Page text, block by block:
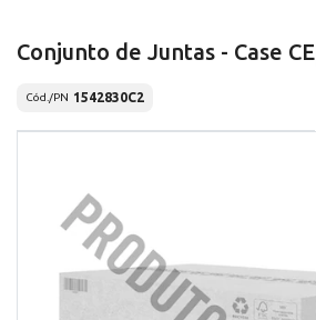
Conjunto de Juntas - Case CE
Cód./PN 1542830C2